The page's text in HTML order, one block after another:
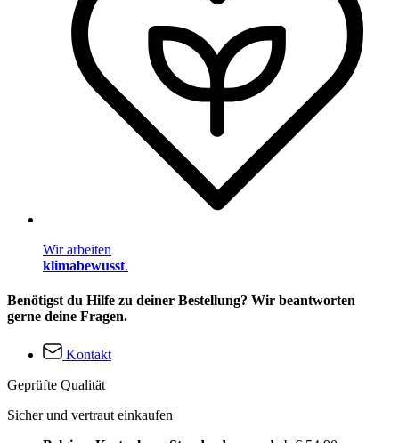
Wir arbeiten
klimabewusst.
Benötigst du Hilfe zu deiner Bestellung? Wir beantworten
gerne deine Fragen.
Kontakt
Geprüfte Qualität
Sicher und vertraut einkaufen